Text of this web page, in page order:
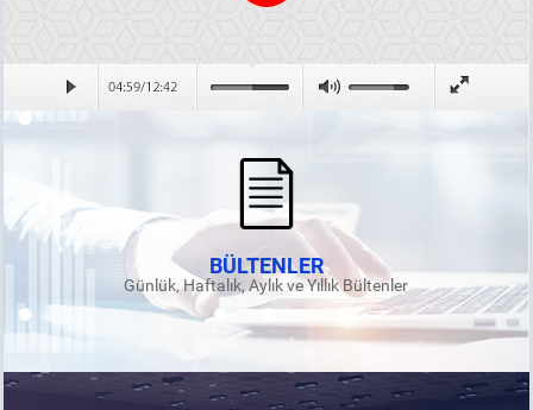
BÜLTENLER
Günlük, Haftalık, Aylık ve Yıllık Bültenler